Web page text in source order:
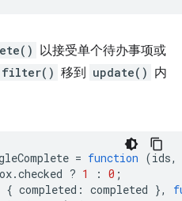
以接受单个待办事项或
filter() 移到 update() 内
= function (ids,
.checked ? 1 : 0 ;
{ completed : completed },